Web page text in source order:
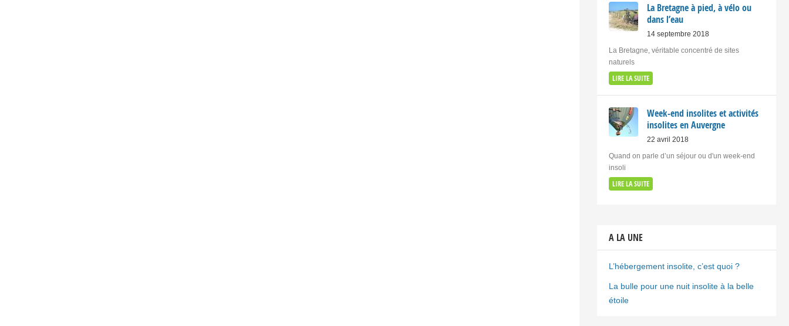
La Bretagne à pied, à vélo ou
dans l’eau
14 septembre 2018
La Bretagne, véritable concentré de sites
naturels
LIRE LA SUITE
Week-end insolites et activités
insolites en Auvergne
22 avril 2018
Quand on parle d’un séjour ou d'un week-end
insoli
LIRE LA SUITE
A LA UNE
L’hébergement insolite, c’est quoi ?
La bulle pour une nuit insolite à la belle
étoile